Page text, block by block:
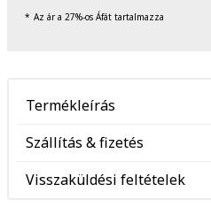
Az ár a 27%-os Áfát tartalmazza
Termékleírás
Szállítás & fizetés
Visszaküldési feltételek